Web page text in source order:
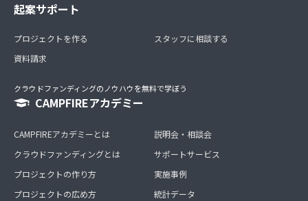
起案サポート
プロジェクトを作る
資料請求
スタッフに相談する
クラウドファンディングのノウハウを無料で学ぼう
CAMPFIREアカデミー
CAMPFIREアカデミーとは
クラウドファンディングとは
プロジェクトの作り方
プロジェクトの広め方
説明会・相談会
サポートサービス
実施事例
統計データ